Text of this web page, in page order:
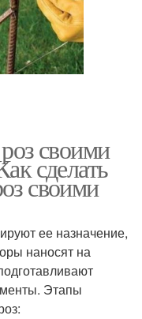
своими
сделать
своими
ее назначение,
наносят на
Этапы